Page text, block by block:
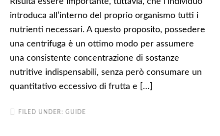
introduca all’interno del proprio organismo tutti i
nutrienti necessari. A questo proposito, possedere
una centrifuga è un ottimo modo per assumere
una consistente concentrazione di sostanze
nutritive indispensabili, senza però consumare un
quantitativo eccessivo di frutta e […]
FILED UNDER: GUIDE